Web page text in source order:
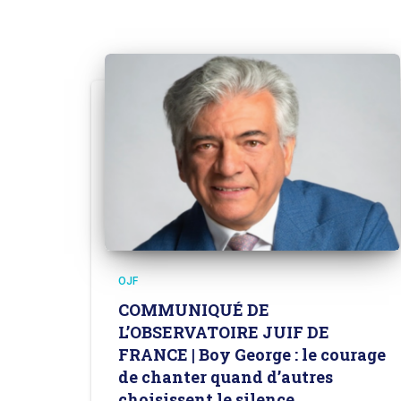
OJF
COMMUNIQUÉ DE
L’OBSERVATOIRE JUIF DE
FRANCE | Boy George : le courage
de chanter quand d’autres